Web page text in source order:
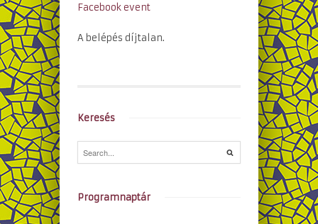
Facebook event
A belépés díjtalan.
Keresés
Programnaptár